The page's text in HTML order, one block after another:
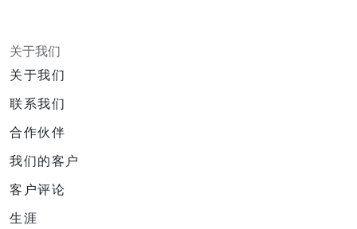
关于我们
关于我们
联系我们
合作伙伴
我们的客户
客户评论
生涯